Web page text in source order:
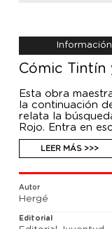
Información
Cómic Tintín
Esta obra
la continuación
relata la
Rojo. Entra en
entrañable
que luego
aventuras de
buenos amigos.
LEER MÁS >>>
Autor
Hergé
Editorial